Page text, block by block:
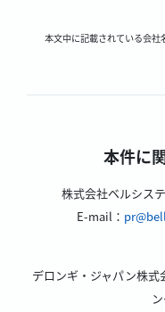
本文中に記載されている会社
本件に
株式会社ベルシス
E-mail：
デロンギ・ジャパン株